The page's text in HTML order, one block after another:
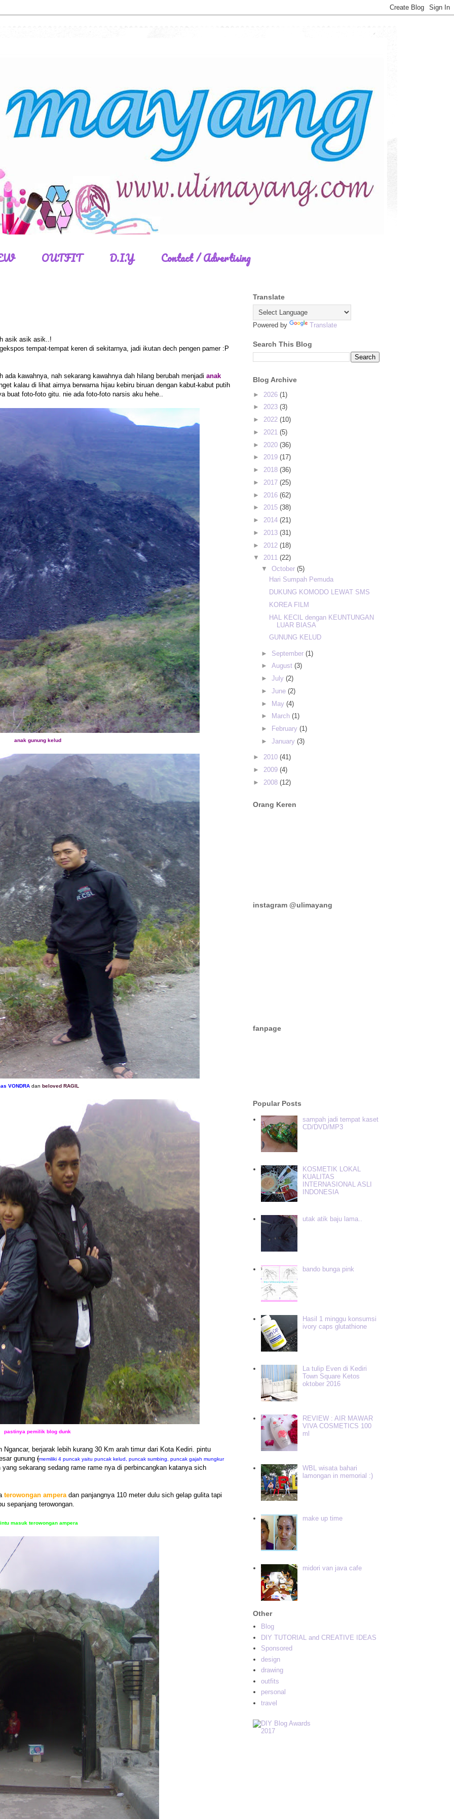
OUTFIT D.I.Y Contact / Advertising
asik asik asik..!
tempat-tempat keren di sekitarnya, jadi ikutan dech pengen pamer :P
ada kawahnya, nah sekarang kawahnya dah hilang berubah menjadi anak
kalau di lihat airnya berwarna hijau kebiru biruan dengan kabut-kabut putih
buat foto-foto gitu. nie ada foto-foto narsis aku hehe..
anak gunung kelud
VONDRA dan beloved RAGIL
pastinya pemilik blog dunk
berjarak lebih kurang 30 Km arah timur dari Kota Kediri. pintu
gunung (memiliki 4 puncak yaitu puncak kelud, puncak sumbing, puncak gajah mungkur
sekarang sedang rame rame nya di perbincangkan katanya sich
terowongan amperadan panjangnya 110 meter dulu sich gelap gulita tapi
sepanjang terowongan.
masuk terowongan ampera
Translate
Powered by Translate
Search This Blog
Blog Archive
► 2026 (1)
► 2023 (3)
► 2022 (10)
► 2021 (5)
► 2020 (36)
► 2019 (17)
► 2018 (36)
► 2017 (25)
► 2016 (62)
► 2015 (38)
► 2014 (21)
► 2013 (31)
► 2012 (18)
▼ 2011 (22)
▼ October (5)
Hari Sumpah Pemuda
DUKUNG KOMODO LEWAT SMS
KOREA FILM
HAL KECIL dengan KEUNTUNGAN
LUAR BIASA
GUNUNG KELUD
► September (1)
► August (3)
► July (2)
► June (2)
► May (4)
►
March (1)
►
February (1)
► January (3)
► 2010 (41)
► 2009 (4)
► 2008 (12)
Orang Keren
instagram @ulimayang
fanpage
Popular Posts
sampah jadi tempat kaset
CD/DVD/MP3
KOSMETIK LOKAL
KUALITAS
INTERNASIONAL ASLI
INDONESIA
utak atik baju lama..
bando bunga pink
Hasil 1 minggu konsumsi
ivory caps glutathione
La tulip Even di Kediri
Town Square Ketos
oktober 2016
REVIEW : AIR MAWAR
VIVA COSMETICS 100
ml
WBL wisata bahari
lamongan in memorial :)
make up time
midori van java cafe
Other
Blog
DIY TUTORIAL and CREATIVE IDEAS
Sponsored
design
drawing
outfits
personal
travel